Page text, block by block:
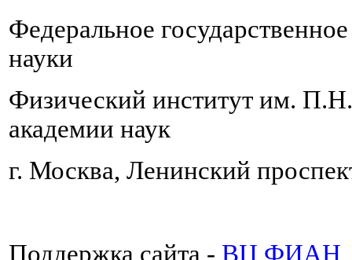
Федеральное
науки
Физический институт им.
академии наук
г. Москва, Ленинский
Поддержка сайта - ВЦ ФИАН